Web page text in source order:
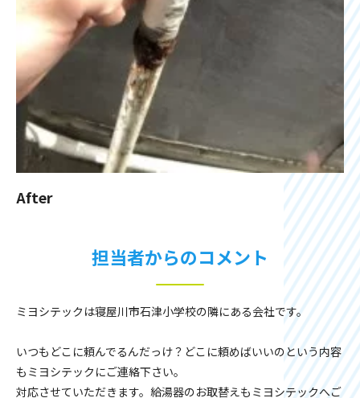
After
担当者からのコメント
ミヨシテックは寝屋川市石津小学校の隣にある会社です。
いつもどこに頼んでるんだっけ？どこに頼めばいいのという内容
もミヨシテックにご連絡下さい。
対応させていただきます。給湯器のお取替えもミヨシテックへご